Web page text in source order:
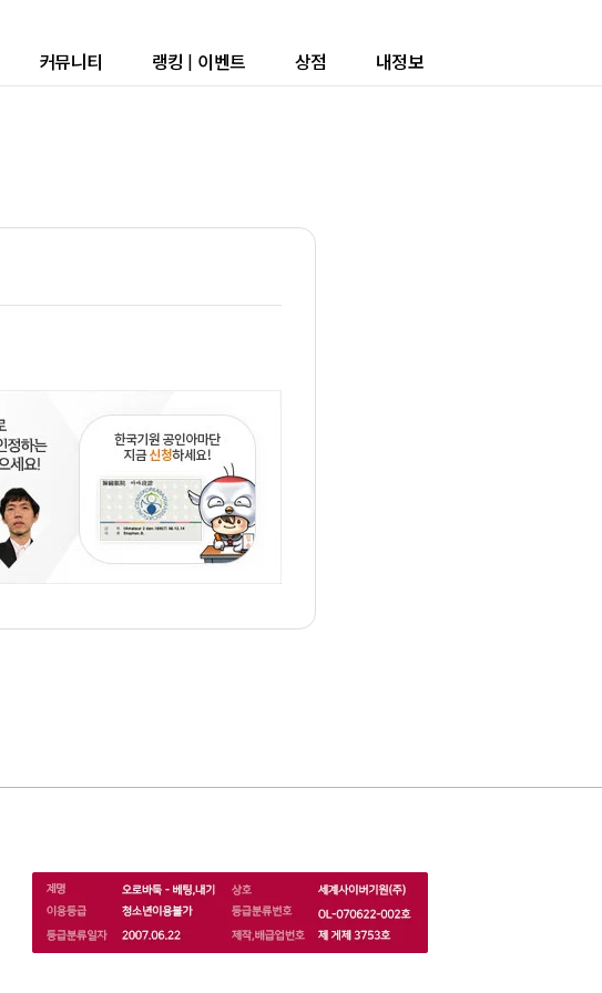
커뮤니티 랭킹 | 이벤트 상점 내정보